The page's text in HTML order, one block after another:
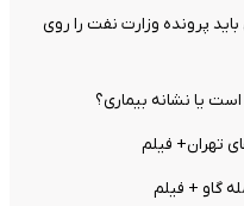
پرونده وزارت نفت را روی
یا نشانه بیماری؟
تهران+ فیلم
گاو + فیلم